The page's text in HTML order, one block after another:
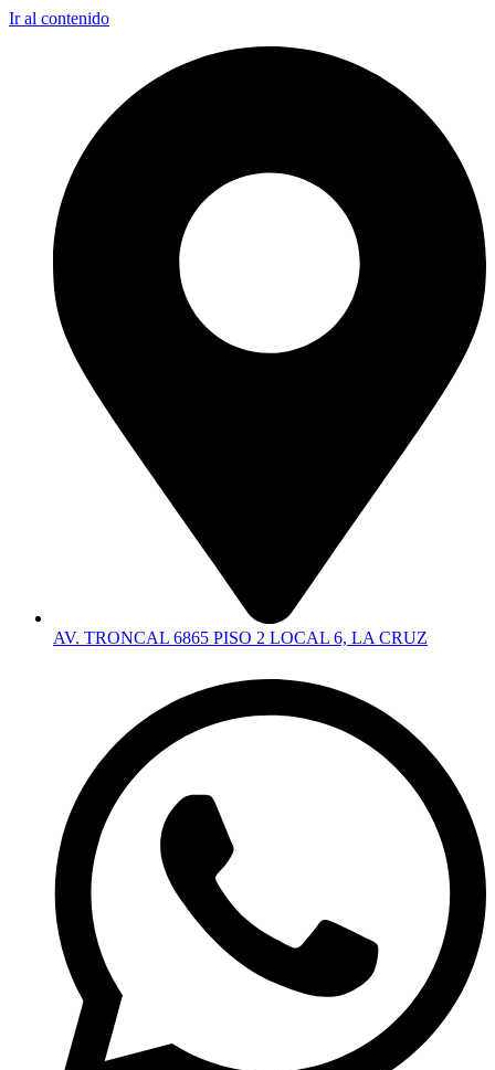
Ir al contenido
AV. TRONCAL 6865 PISO 2 LOCAL 6, LA CRUZ